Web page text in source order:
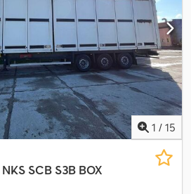
1 / 15
NKS SCB S3B BOX